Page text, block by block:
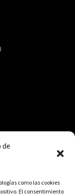
de
como las cookies
El consentimiento